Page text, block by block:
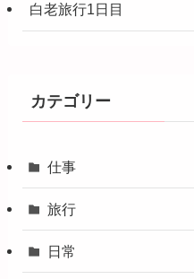
白老旅行1日目
カテゴリー
仕事
旅行
日常